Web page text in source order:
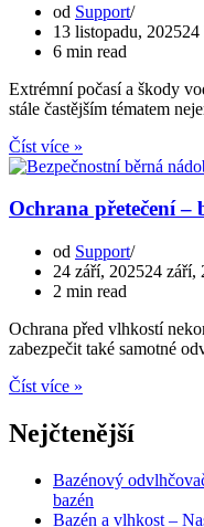
v
kanceláři
i
doma
od Support
13 listopadu, 202524
6 min read
Extrémní počasí a škody
stále častějším tématem
Číst více »
a
reakce
na
havárie,
povodně,
únik
Ochrana přetečení –
od Support
24 září, 202524 září,
2 min read
Ochrana před vlhkostí
zabezpečit také samotné
Číst více »
bezpečnostní
nádoba
Nejčtenější
Bazénový
bazén
Bazén a vlhkost –